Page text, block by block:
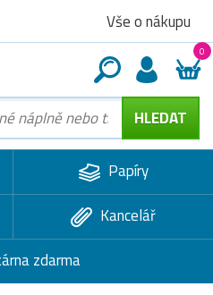
Vše o nákupu
0
Papíry
Kancelář
zdarma